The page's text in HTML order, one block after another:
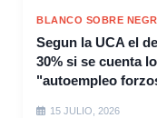
BLANCO SOBRE
Segun la UCA el
30% si se cuenta
"autoempleo
15 JULIO, 2026